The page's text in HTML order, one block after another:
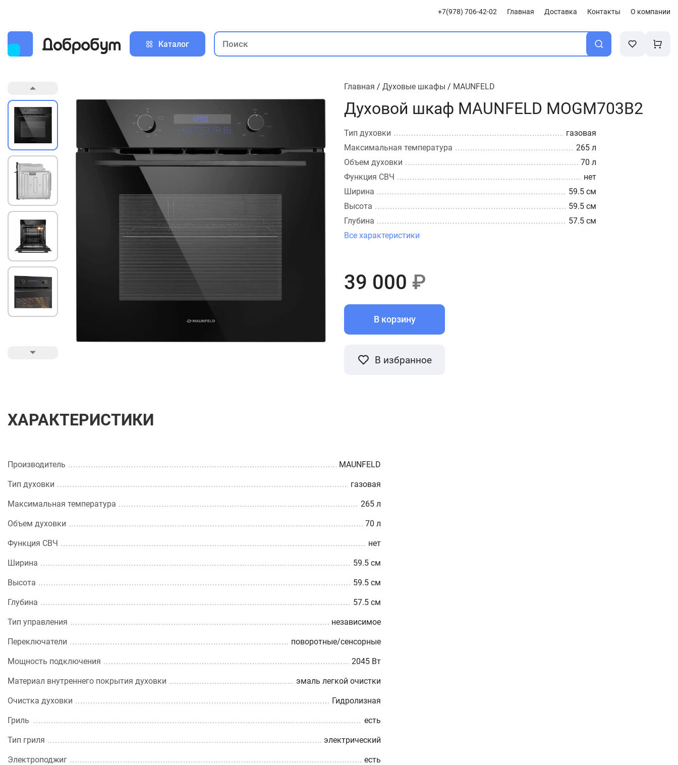
+7(978) 706-42-02 Главная Доставка Контакты О компании
Каталог
Главная / Духовые шкафы / MAUNFELD
Духовой шкаф MAUNFELD MOGM703B2
Тип духовки
газовая
Максимальная температура
265 л
Объем духовки
70 л
Функция СВЧ
нет
Ширина
59.5 см
Высота
59.5 см
Глубина
57.5 см
Все характеристики
39 000 ₽
В корзину
В избранное
ХАРАКТЕРИСТИКИ
Производитель MAUNFELD
Тип духовки газовая
Максимальная температура 265 л
Объем духовки 70 л
Функция СВЧ нет
Ширина 59.5 см
Высота 59.5 см
Глубина 57.5 см
Тип управления независимое
Переключатели поворотные/сенсорные
Мощность подключения 2045 Вт
Материал внутреннего покрытия духовки эмаль легкой очистки
Очистка духовки Гидролизная
Гриль есть
Тип гриля электрический
Электроподжиг есть